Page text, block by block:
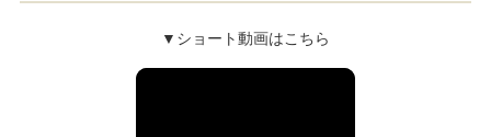
▼ショート動画はこちら